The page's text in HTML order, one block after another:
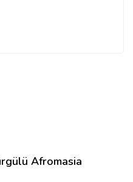
Afromasia